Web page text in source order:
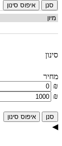
איפוס סינון
סינון
מחיר
₪
₪
איפוס סינון
◀